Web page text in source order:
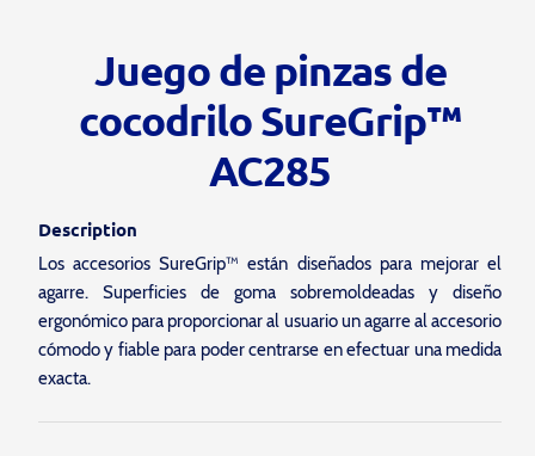
Juego de pinzas de
cocodrilo SureGrip™
AC285
Description
Los accesorios SureGrip™ están diseñados para mejorar el
agarre. Superficies de goma sobremoldeadas y diseño
ergonómico para proporcionar al usuario un agarre al accesorio
cómodo y fiable para poder centrarse en efectuar una medida
exacta.